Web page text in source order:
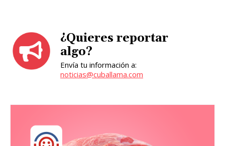
¿Quieres reportar
algo?
Envía tu información a:
noticias@cuballama.com